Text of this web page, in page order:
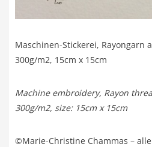
Maschinen-Stickerei, Rayongarn
300g/m2, 15cm x 15cm
Machine embroidery, Rayon
300g/m2, size: 15cm x 15cm
©Marie-Christine Chammas –